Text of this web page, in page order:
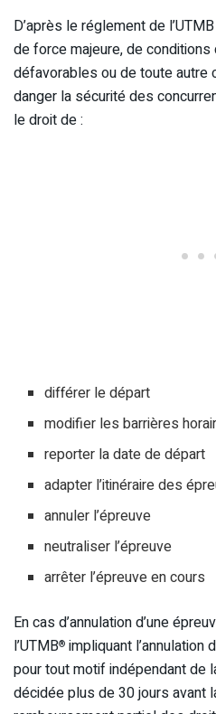
D’après le réglement de
de force majeure, de
défavorables ou de toute autre
danger la sécurité des
le droit de :
différer le départ
modifier les barrières
reporter la date de départ
adapter l’itinéraire des
annuler l’épreuve
neutraliser l’épreuve
arrêter l’épreuve en cours
En cas d’annulation d’une
l’UTMB® impliquant l’annulation
pour tout motif indépendant de
décidée plus de 30 jours avant